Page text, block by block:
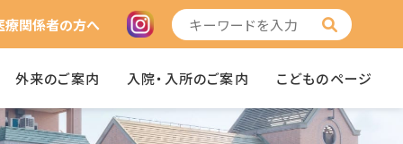
療関係者の方へ
外来のご案内 入院・入所のご案内 こどものページ